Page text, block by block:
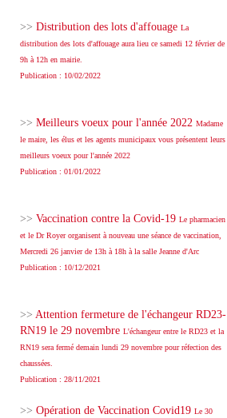
>> Distribution des lots d'affouage La
distribution des lots d'affouage aura lieu ce samedi 12 février de
9h à 12h en mairie.
Publication : 10/02/2022
>> Meilleurs voeux pour l'année 2022 Madame
le maire, les élus et les agents municipaux vous présentent leurs
meilleurs voeux pour l'année 2022
Publication : 01/01/2022
>> Vaccination contre la Covid-19 Le pharmacien
et le Dr Royer organisent à nouveau une séance de vaccination,
Mercredi 26 janvier de 13h à 18h à la salle Jeanne d'Arc
Publication : 10/12/2021
>> Attention fermeture de l'échangeur RD23-
RN19 le 29 novembre L'échangeur entre le RD23 et la
RN19 sera fermé demain lundi 29 novembre pour réfection des
chaussées.
Publication : 28/11/2021
>> Opération de Vaccination Covid19 Le 30